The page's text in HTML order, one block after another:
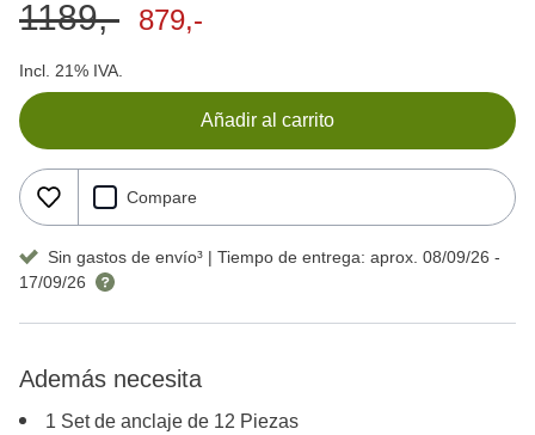
1189,- 879,-
Incl. 21% IVA.
Añadir al carrito
Compare
Sin gastos de envío³ | Tiempo de entrega: aprox. 08/09/26 -
17/09/26
Además necesita
1 Set de anclaje de 12 Piezas